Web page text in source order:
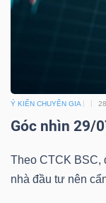
Ý KIẾN CHUYÊN GIA
Góc nhìn 29/
Theo CTCK BSC,
nhà đầu tư nên